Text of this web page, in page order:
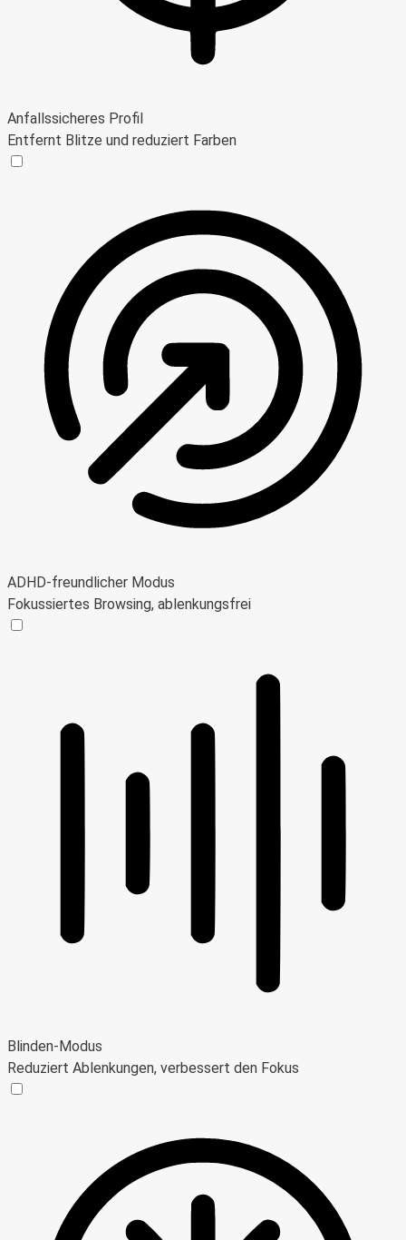
Anfallssicheres Profil
Entfernt Blitze und reduziert Farben
ADHD-freundlicher Modus
Fokussiertes Browsing, ablenkungsfrei
Blinden-Modus
Reduziert Ablenkungen, verbessert den Fokus